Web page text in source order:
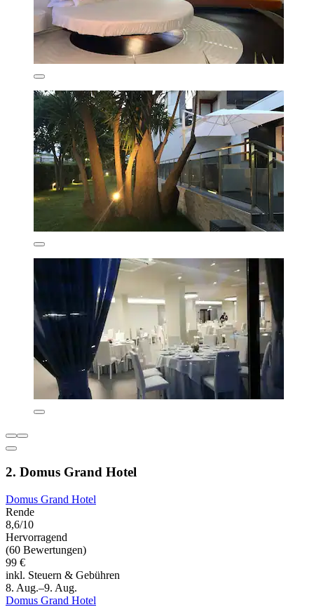
2. Domus Grand Hotel
Domus Grand Hotel
Rende
8,6/10
Hervorragend
(60 Bewertungen)
99 €
inkl. Steuern & Gebühren
8. Aug.–9. Aug.
Domus Grand Hotel